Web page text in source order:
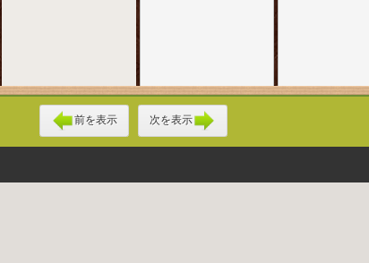
前を表示 次を表示